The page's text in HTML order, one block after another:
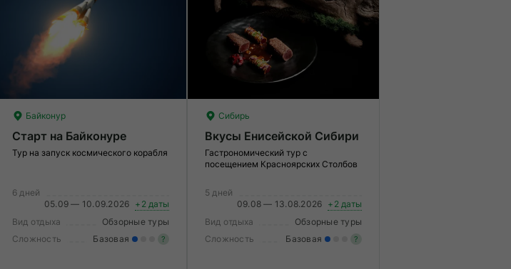
Байконур
Старт на Байконуре
Тур на запуск космического корабля
6 дней
05.09 — 10.09.2026 +2 даты
Вид отдыха
Обзорные туры
Сложность
Базовая ?
Сибирь
Вкусы Енисейской Сибири
Гастрономический тур с
посещением Красноярских Столбов
5 дней
09.08 — 13.08.2026 +2 даты
Вид отдыха
Обзорные туры
Сложность
Базовая ?